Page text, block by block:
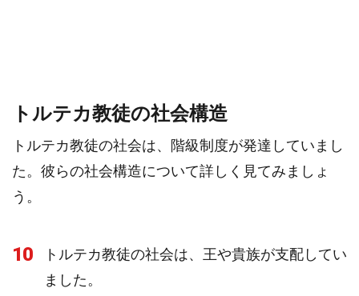
トルテカ教徒の社会構造
トルテカ教徒の社会は、階級制度が発達していまし
た。彼らの社会構造について詳しく見てみましょ
う。
10
トルテカ教徒の社会は、王や貴族が支配してい
ました。